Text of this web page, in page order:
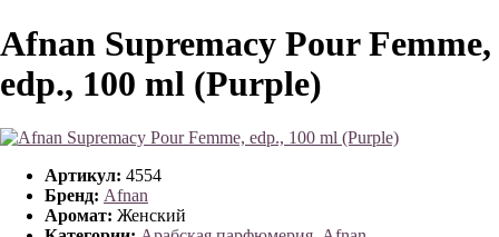
Afnan Supremacy Pour Femme,
edp., 100 ml (Purple)
Артикул: 4554
Бренд: Afnan
Аромат: Женский